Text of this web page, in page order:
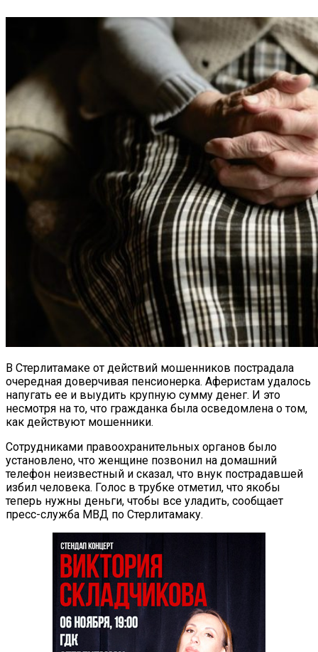
В Стерлитамаке от действий мошенников пострадала
очередная доверчивая пенсионерка. Аферистам удалось
напугать ее и выудить крупную сумму денег. И это
несмотря на то, что гражданка была осведомлена о том,
как действуют мошенники.
Сотрудниками правоохранительных органов было
установлено, что женщине позвонил на домашний
телефон неизвестный и сказал, что внук пострадавшей
избил человека. Голос в трубке отметил, что якобы
теперь нужны деньги, чтобы все уладить, сообщает
пресс-служба МВД по Стерлитамаку.